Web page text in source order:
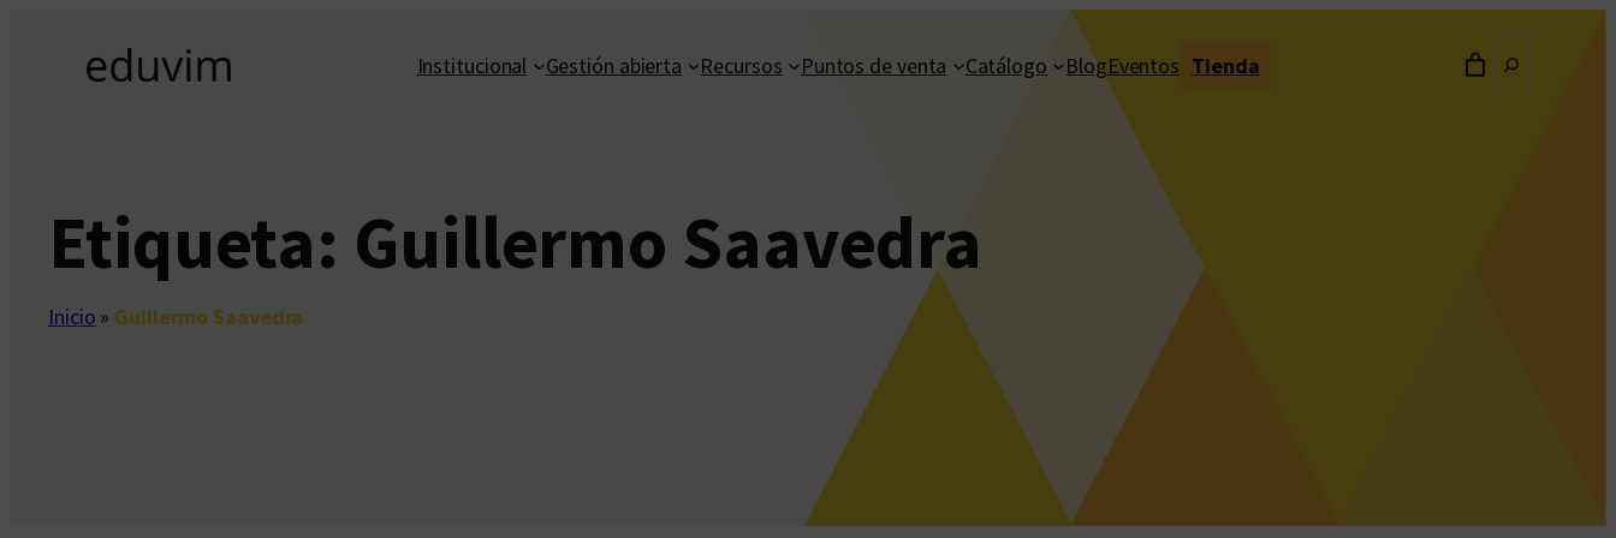
contenido
Institucional Gestión abierta Recursos Puntos de venta Catálogo BlogEventos Tienda
Etiqueta: Guillermo Saavedra
Inicio » Guillermo Saavedra